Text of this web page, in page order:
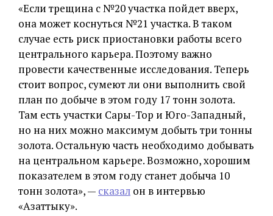
«Если трещина с №20 участка пойдет вверх,
она может коснуться №21 участка. В таком
случае есть риск приостановки работы всего
центрального карьера. Поэтому важно
провести качественные исследования. Теперь
стоит вопрос, сумеют ли они выполнить свой
план по добыче в этом году 17 тонн золота.
Там есть участки Сары-Тор и Юго-Западный,
но на них можно максимум добыть три тонны
золота. Остальную часть необходимо добывать
на центральном карьере. Возможно, хорошим
показателем в этом году станет добыча 10
тонн золота», — сказал он в интервью
«Азаттыку».